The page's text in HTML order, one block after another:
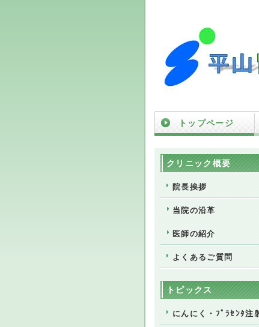
トップページ
クリニック概要
院長挨拶
当院の沿革
医師の紹介
よくあるご質問
トピックス
にんにく・ﾌﾟﾗｾﾝﾀ注